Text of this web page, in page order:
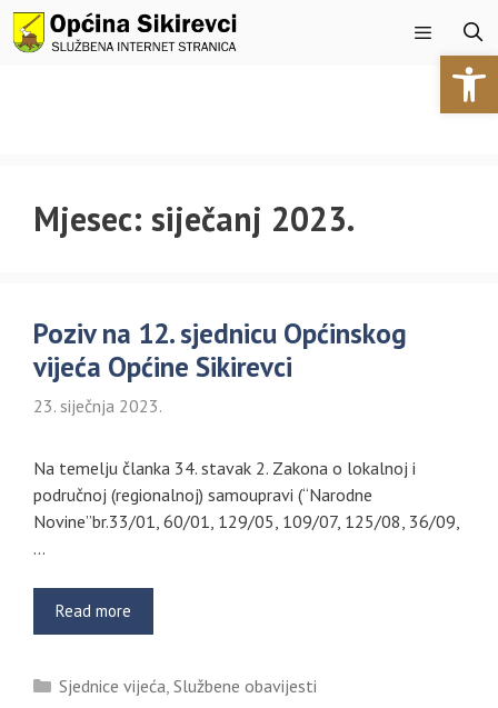
Preskoči
na
Izbornik
Mjesec: siječanj 2023.
Poziv na 12. sjednicu Općinskog
vijeća Općine Sikirevci
23. siječnja 2023.
Na temelju članka 34. stavak 2. Zakona o lokalnoj i
područnoj (regionalnoj) samoupravi (“Narodne
Novine”br.33/01, 60/01, 129/05, 109/07, 125/08, 36/09,
…
Read more
Kategorije
Sjednice vijeća, Službene obavijesti